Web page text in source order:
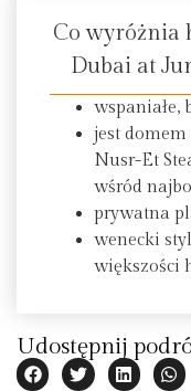
Co wyróżnia
Dubai at
wspaniałe,
jest
Nusr-Et
wśród
prywatna
wenecki
większości
Udostępnij